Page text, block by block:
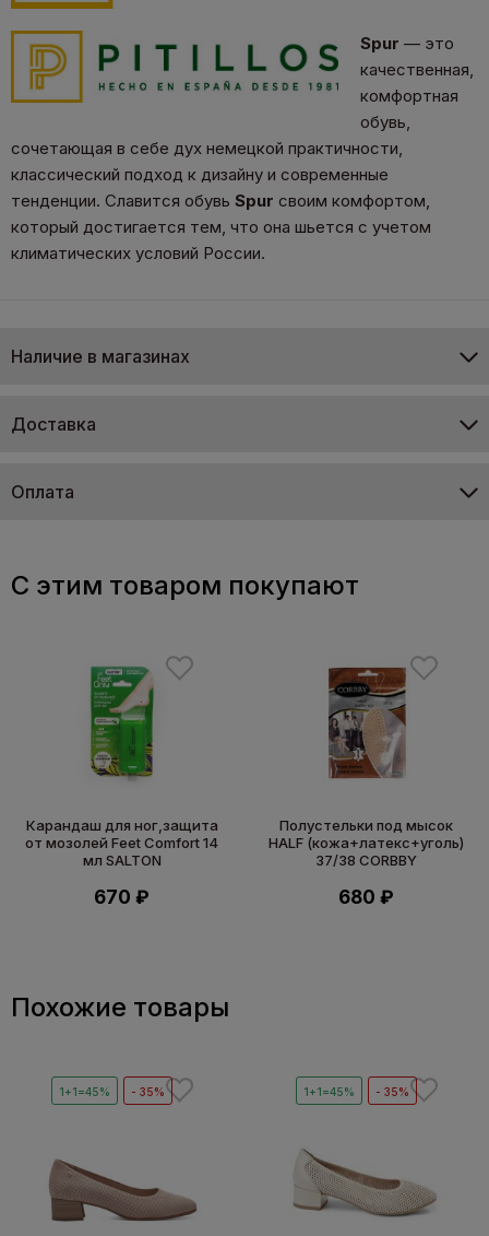
Spur — это
качественная,
комфортная
обувь,
сочетающая в себе дух немецкой практичности,
классический подход к дизайну и современные
тенденции. Славится обувь Spur своим комфортом,
который достигается тем, что она шьется с учетом
климатических условий России.
Наличие в магазинах
Доставка
Оплата
C этим товаром покупают
Карандаш для ног,защита
от мозолей Feet Comfort 14
мл SALTON
670 ₽
Полустельки под мысок
HALF (кожа+латекс+уголь)
37/38 CORBBY
680 ₽
Похожие товары
1+1=45% - 35% 1+1=45% - 35%